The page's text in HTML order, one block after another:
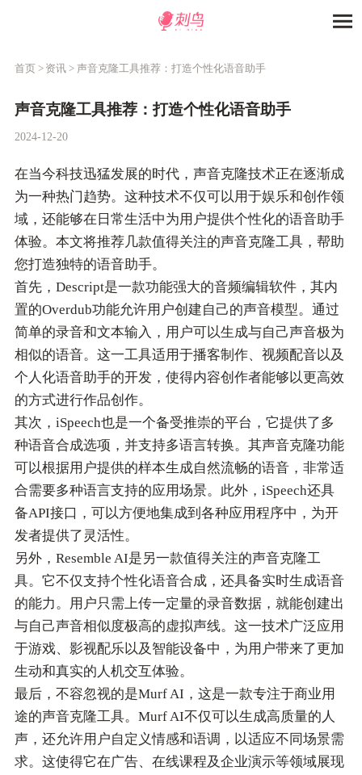
首页 > 资讯 > 声音克隆工具推荐：打造个性化语音助手
声音克隆工具推荐：打造个性化语音助手
2024-12-20
在当今科技迅猛发展的时代，声音克隆技术正在逐渐成
为一种热门趋势。这种技术不仅可以用于娱乐和创作领
域，还能够在日常生活中为用户提供个性化的语音助手
体验。本文将推荐几款值得关注的声音克隆工具，帮助
您打造独特的语音助手。
首先，Descript是一款功能强大的音频编辑软件，其内
置的Overdub功能允许用户创建自己的声音模型。通过
简单的录音和文本输入，用户可以生成与自己声音极为
相似的语音。这一工具适用于播客制作、视频配音以及
个人化语音助手的开发，使得内容创作者能够以更高效
的方式进行作品创作。
其次，iSpeech也是一个备受推崇的平台，它提供了多
种语音合成选项，并支持多语言转换。其声音克隆功能
可以根据用户提供的样本生成自然流畅的语音，非常适
合需要多种语言支持的应用场景。此外，iSpeech还具
备API接口，可以方便地集成到各种应用程序中，为开
发者提供了灵活性。
另外，Resemble AI是另一款值得关注的声音克隆工
具。它不仅支持个性化语音合成，还具备实时生成语音
的能力。用户只需上传一定量的录音数据，就能创建出
与自己声音相似度极高的虚拟声线。这一技术广泛应用
于游戏、影视配乐以及智能设备中，为用户带来了更加
生动和真实的人机交互体验。
最后，不容忽视的是Murf AI，这是一款专注于商业用
途的声音克隆工具。Murf AI不仅可以生成高质量的人
声，还允许用户自定义情感和语调，以适应不同场景需
求。这使得它在广告、在线课程及企业演示等领域展现